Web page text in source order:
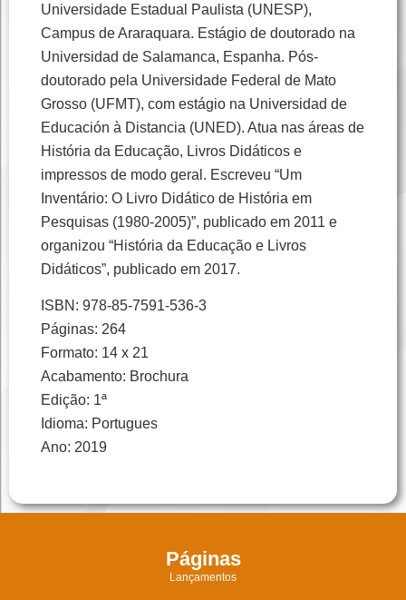
Universidade Estadual Paulista (UNESP),
Campus de Araraquara. Estágio de doutorado na
Universidad de Salamanca, Espanha. Pós-
doutorado pela Universidade Federal de Mato
Grosso (UFMT), com estágio na Universidad de
Educación à Distancia (UNED). Atua nas áreas de
História da Educação, Livros Didáticos e
impressos de modo geral. Escreveu “Um
Inventário: O Livro Didático de História em
Pesquisas (1980-2005)”, publicado em 2011 e
organizou “História da Educação e Livros
Didáticos”, publicado em 2017.
ISBN: 978-85-7591-536-3
Páginas: 264
Formato: 14 x 21
Acabamento: Brochura
Edição: 1ª
Idioma: Portugues
Ano: 2019
Páginas
Lançamentos